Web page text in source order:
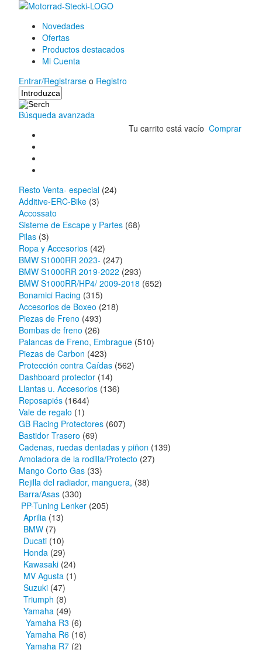
Novedades
Ofertas
Productos destacados
Mi Cuenta
Entrar/Registrarse o Registro
Búsqueda avanzada
Tu carrito está vacío Comprar
Resto Venta- especial (24)
Additive-ERC-Bike (3)
Accossato
Sisteme de Escape y Partes (68)
Pilas (3)
Ropa y Accesorios (42)
BMW S1000RR 2023- (247)
BMW S1000RR 2019-2022 (293)
BMW S1000RR/HP4/ 2009-2018 (652)
Bonamici Racing (315)
Accesorios de Boxeo (218)
Piezas de Freno (493)
Bombas de freno (26)
Palancas de Freno, Embrague (510)
Piezas de Carbon (423)
Protección contra Caídas (562)
Dashboard protector (14)
Llantas u. Accesorios (136)
Reposapiés (1644)
Vale de regalo (1)
GB Racing Protectores (607)
Bastidor Trasero (69)
Cadenas, ruedas dentadas y piñon (139)
Amoladora de la rodilla/Protecto (27)
Mango Corto Gas (33)
Rejilla del radiador, manguera, (38)
Barra/Asas (330)
PP-Tuning Lenker (205)
Aprilia (13)
BMW (7)
Ducati (10)
Honda (29)
Kawasaki (24)
MV Agusta (1)
Suzuki (47)
Triumph (8)
Yamaha (49)
Yamaha R3 (6)
Yamaha R6 (16)
Yamaha R7 (2)